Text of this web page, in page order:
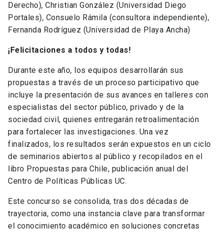
Derecho), Christian González (Universidad Diego
Portales), Consuelo Rámila (consultora independiente),
Fernanda Rodríguez (Universidad de Playa Ancha)
¡Felicitaciones a todos y todas!
Durante este año, los equipos desarrollarán sus
propuestas a través de un proceso participativo que
incluye la presentación de sus avances en talleres con
especialistas del sector público, privado y de la
sociedad civil, quienes entregarán retroalimentación
para fortalecer las investigaciones. Una vez
finalizados, los resultados serán expuestos en un ciclo
de seminarios abiertos al público y recopilados en el
libro Propuestas para Chile, publicación anual del
Centro de Políticas Públicas UC.
Este concurso se consolida, tras dos décadas de
trayectoria, como una instancia clave para transformar
el conocimiento académico en soluciones concretas